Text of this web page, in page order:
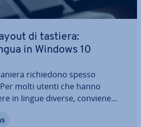
di tastiera:
in Windows 10
ri­chie­do­no spesso
molti utenti che hanno
in lingue diverse, conviene
10 con­sen­to­no di passare ra­pi­